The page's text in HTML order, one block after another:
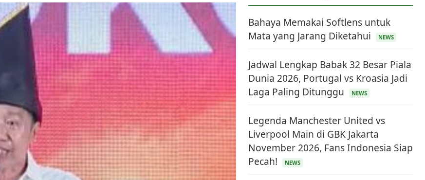
Bahaya Memakai Softlens untuk
Mata yang Jarang Diketahui
NEWS
Jadwal Lengkap Babak 32 Besar Piala
Dunia 2026, Portugal vs Kroasia Jadi
Laga Paling Ditunggu
NEWS
Legenda Manchester United vs
Liverpool Main di GBK Jakarta
November 2026, Fans Indonesia Siap
Pecah!
NEWS